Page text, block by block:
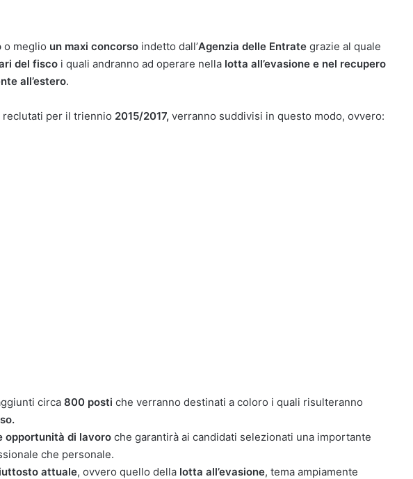
o meglio un maxi concorso indetto dall’Agenzia delle Entrate grazie al quale
del fisco i quali andranno ad operare nella lotta all’evasione e nel recupero
all’estero.
reclutati per il triennio 2015/2017, verranno suddivisi in questo modo, ovvero:
circa 800 posti che verranno destinati a coloro i quali risulteranno
opportunità di lavoro che garantirà ai candidati selezionati una importante
che personale.
attuale, ovvero quello della lotta all’evasione, tema ampiamente